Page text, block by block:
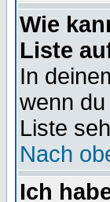
Wie
Liste
In
wenn
Liste
Nach
Ich